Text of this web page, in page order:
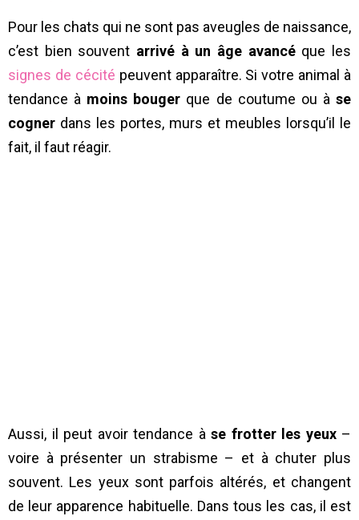
Pour les chats qui ne sont pas aveugles de naissance,
c’est bien souvent arrivé à un âge avancéque les
signes de cécité peuvent apparaître. Si votre animal à
tendance à moins bouger que de coutume ou à se
cogner dans les portes, murs et meubles lorsqu’il le
fait, il faut réagir.
Aussi, il peut avoir tendance à se frotter les yeux–
voire à présenter un strabisme – et à chuter plus
souvent. Les yeux sont parfois altérés, et changent
de leur apparence habituelle. Dans tous les cas, il est